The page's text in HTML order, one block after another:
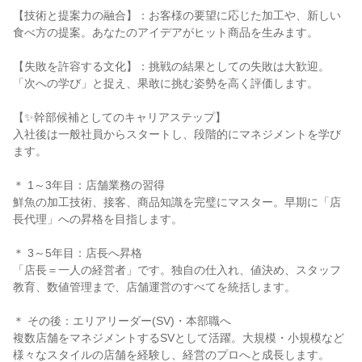
【技術と提案力の融合】：お客様の要望に応じた加工や、新しい
食べ方の提案。あなたのアイデアがヒット商品を生みます。
【失敗を許容する文化】：挑戦の結果としての失敗は大歓迎。
「次への学び」と捉え、果敢に挑む姿勢を高く評価します。
【✨幹部候補としてのキャリアステップ】
入社後は一般社員からスタートし、段階的にマネジメントを学び
ます。
＊ 1～3年目：店舗業務の習得
鮮魚の加工技術、接客、商品知識を完璧にマスター。早期に「店
長代理」への昇格を目指します。
＊ 3～5年目：店長へ昇格
「店長＝一人の経営者」です。独自の仕入れ、値決め、スタッフ
教育、数値管理まで、店舗運営のすべてを統括します。
＊ その後：エリアリーダー(SV)・本部職へ
複数店舗をマネジメントするSVとして活躍。大規模・小規模など
様々なスタイルの店舗を経験し、経営のプロへと成長します。